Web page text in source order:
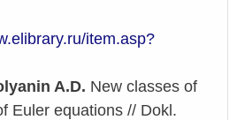
item.asp?
A.D. New classes of
Euler equations // Dokl.